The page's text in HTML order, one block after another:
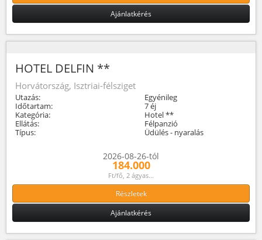
Ajánlatkérés
HOTEL DELFIN **
Horvátország, Isztriai-félsziget
Utazás:
Egyénileg
Időtartam:
7 éj
Kategória:
Hotel **
Ellátás:
Félpanzió
Típus:
Üdülés - nyaralás
2026-08-26-tól
184.000
Ft/fő, 2 ágyas...
Részletek
Ajánlatkérés